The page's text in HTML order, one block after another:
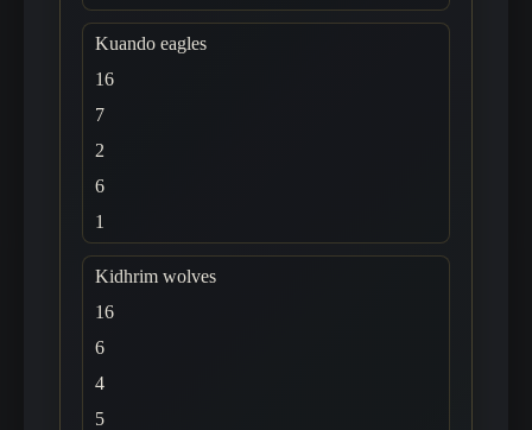
Kuando eagles
16
7
2
6
1
Kidhrim wolves
16
6
4
5